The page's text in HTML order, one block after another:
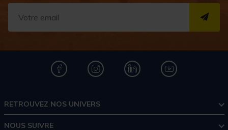
RETROUVEZ NOS UNIVERS
NOUS SUIVRE